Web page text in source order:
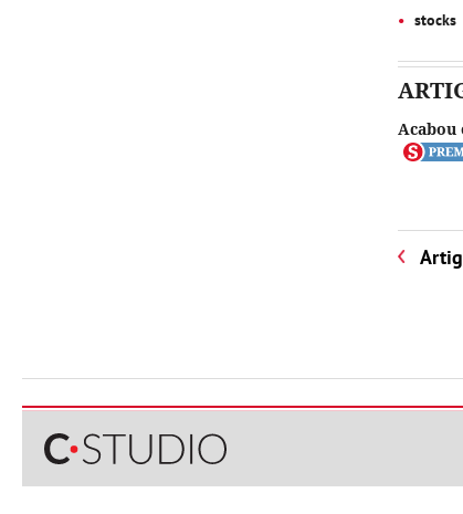
stocks
Acabou